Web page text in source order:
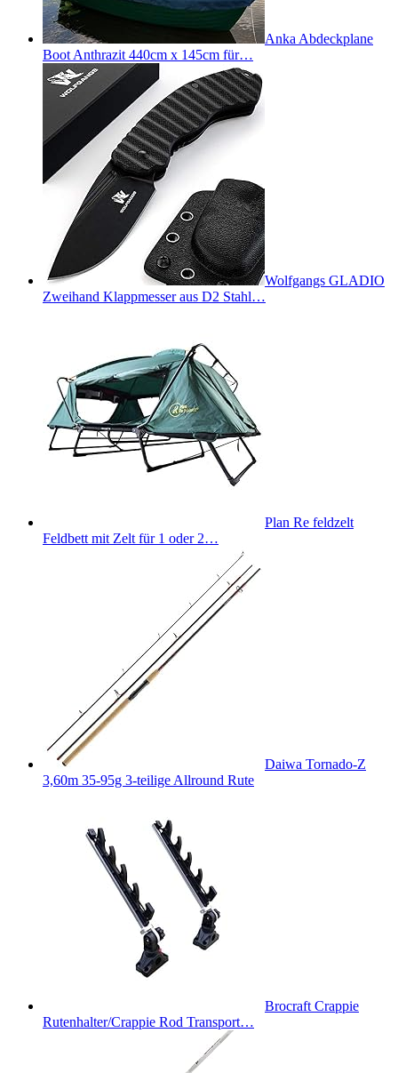
Anka Abdeckplane
Boot Anthrazit 440cm x 145cm für…
Wolfgangs GLADIO
Zweihand Klappmesser aus D2 Stahl…
Plan Re feldzelt
Feldbett mit Zelt für 1 oder 2…
Daiwa Tornado-Z
3,60m 35-95g 3-teilige Allround Rute
Brocraft Crappie
Rutenhalter/Crappie Rod Transport…